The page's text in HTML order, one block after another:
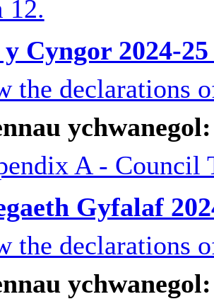
12.
Cyngor 2024-
the declarations
ychwanegol:
A - Council
Gyfalaf
the declarations
ychwanegol: